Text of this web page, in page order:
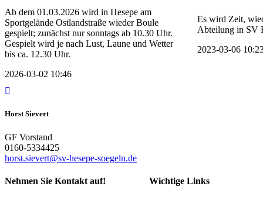
Ab dem 01.03.2026 wird in Hesepe am
Sportgelände Ostlandstraße wieder Boule
gespielt; zunächst nur sonntags ab 10.30 Uhr.
Gespielt wird je nach Lust, Laune und Wetter
bis ca. 12.30 Uhr.
2026-03-02 10:46
Es wird Zeit,
Abteilung in SV
2023-03-06
Horst Sievert
GF Vorstand
0160-5334425
horst.sievert@sv-hesepe-soegeln.de
Nehmen Sie Kontakt auf! Wichtige Links